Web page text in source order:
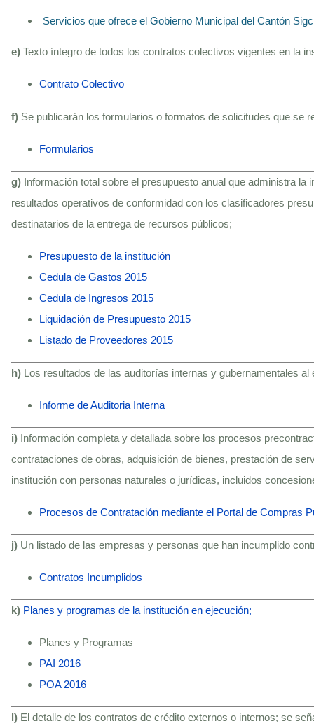
Servicios que ofrece el Gobierno Municipal del Cantón
e) Texto íntegro de todos los contratos colectivos vigentes en la
Contrato Colectivo
f) Se publicarán los formularios o formatos de solicitudes que se
Formularios
g) Información total sobre el presupuesto anual que administra
resultados operativos de conformidad con los clasificadores
destinatarios de la entrega de recursos públicos;
Presupuesto de la institución
Cedula de Gastos 2015
Cedula de Ingresos 2015
Liquidación de Presupuesto 2015
Listado de Proveedores 2015
h) Los resultados de las auditorías internas y gubernamentales al
Informe de Auditoria Interna
i) Información completa y detallada sobre los procesos
contrataciones de obras, adquisición de bienes, prestación de
institución con personas naturales o jurídicas, incluidos
Procesos de Contratación mediante el Portal de Compras
j) Un listado de las empresas y personas que han incumplido
Contratos Incumplidos
k) Planes y programas de la institución en ejecución;
Planes y Programas
PAI 2016
POA 2016
l) El detalle de los contratos de crédito externos o internos; se